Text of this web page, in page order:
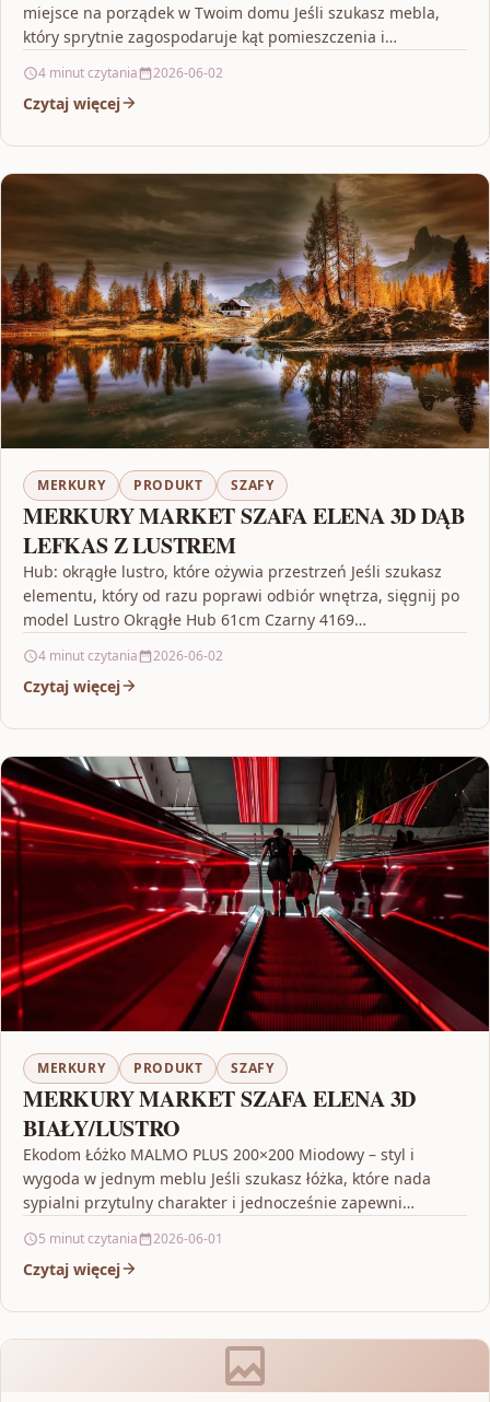
miejsce na porządek w Twoim domu Jeśli szukasz mebla,
który sprytnie zagospodaruje kąt pomieszczenia i
4 minut czytania 2026-06-02
Czytaj więcej
MERKURY PRODUKT SZAFY
MERKURY MARKET SZAFA ELENA 3D DĄB
LEFKAS Z LUSTREM
Hub: okrągłe lustro, które ożywia przestrzeń Jeśli szukasz
elementu, który od razu poprawi odbiór wnętrza, sięgnij po
model Lustro Okrągłe Hub 61cm Czarny 4169…
4 minut czytania 2026-06-02
Czytaj więcej
MERKURY PRODUKT SZAFY
MERKURY MARKET SZAFA ELENA 3D
BIAŁY/LUSTRO
Ekodom Łóżko MALMO PLUS 200×200 Miodowy – styl i
wygoda w jednym meblu Jeśli szukasz łóżka, które nada
sypialni przytulny charakter i jednocześnie zapewni…
5 minut czytania 2026-06-01
Czytaj więcej